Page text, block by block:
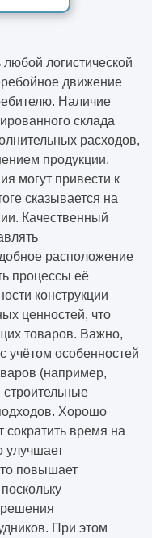
логистической
движение
Наличие
склада
расходов,
продукции.
могут привести к
сказывается на
Качественный
расположение
процессы её
конструкции
ценностей, что
товаров. Важно,
учётом особенностей
(например,
Хорошо
сократить время на
улучшает
повышает
При этом